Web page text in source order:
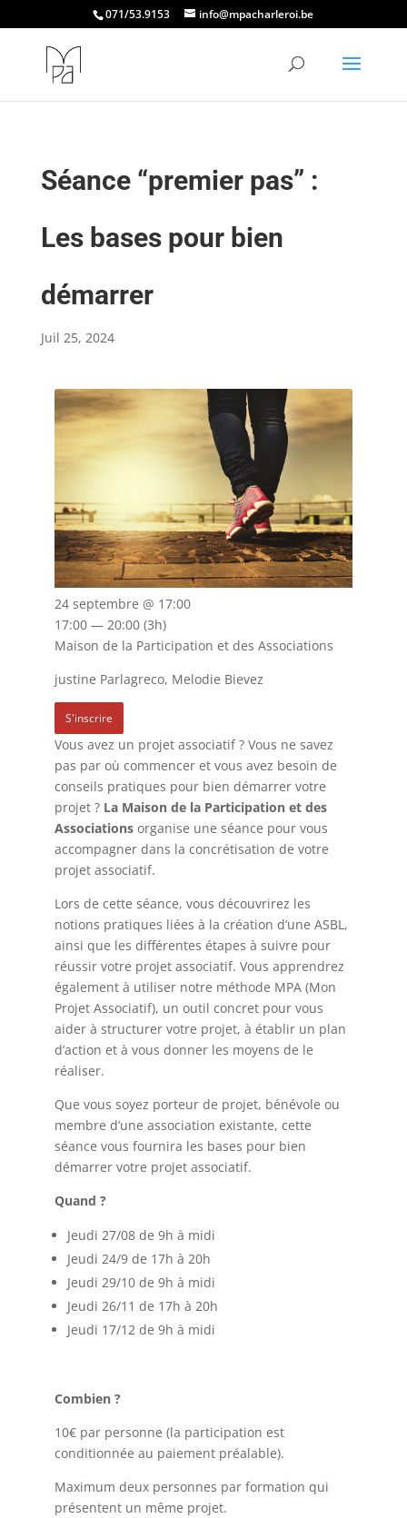
071/53.9153 info@mpacharleroi.be
Séance “premier pas” :
Les bases pour bien
démarrer
Juil 25, 2024
Vous avez un projet associatif ? Vous ne savez
pas par où commencer et vous avez besoin de
conseils pratiques pour bien démarrer votre
projet ? La Maison de la Participation et des
Associationsorganise une séance pour vous
accompagner dans la concrétisation de votre
projet associatif.
Lors de cette séance, vous découvrirez les
notions pratiques liées à la création d’une ASBL,
ainsi que les différentes étapes à suivre pour
réussir votre projet associatif. Vous apprendrez
également à utiliser notre méthode MPA (Mon
Projet Associatif), un outil concret pour vous
aider à structurer votre projet, à établir un plan
d’action et à vous donner les moyens de le
réaliser.
Que vous soyez porteur de projet, bénévole ou
membre d’une association existante, cette
séance vous fournira les bases pour bien
démarrer votre projet associatif.
Quand ?
Jeudi 27/08 de 9h à midi
Jeudi 24/9 de 17h à 20h
Jeudi 29/10 de 9h à midi
Jeudi 26/11 de 17h à 20h
Jeudi 17/12 de 9h à midi
Combien ?
10€ par personne (la participation est
conditionnée au paiement préalable).
Maximum deux personnes par formation qui
présentent un même projet.
24 septembre @ 17:00
17:00 — 20:00 (3h)
Maison de la Participation et des Associations
justine Parlagreco, Melodie Bievez
S'inscrire